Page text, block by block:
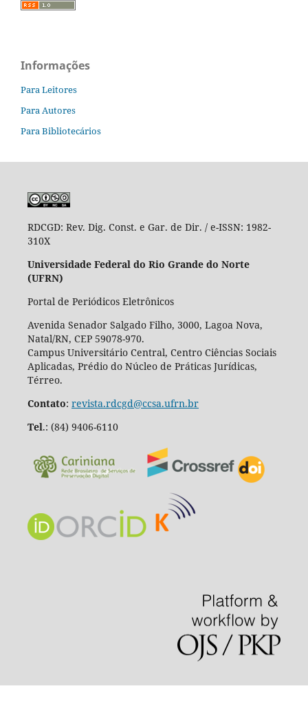
Informações
Para Leitores
Para Autores
Para Bibliotecários
RDCGD: Rev. Dig. Const. e Gar. de Dir. / e-ISSN: 1982-
310X
Universidade Federal do Rio Grande do Norte
(UFRN)
Portal de Periódicos Eletrônicos
Avenida Senador Salgado Filho, 3000, Lagoa Nova,
Natal/RN, CEP 59078-970.
Campus Universitário Central, Centro Ciências Sociais
Aplicadas, Prédio do Núcleo de Práticas Jurídicas,
Térreo.
Contato: revista.rdcgd@ccsa.ufrn.br
Tel.: (84) 9406-6110